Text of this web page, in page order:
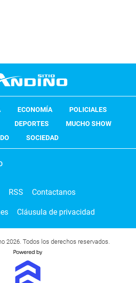
ECONOMÍA
POLICIALES
DEPORTES
MUCHO SHOW
SOCIEDAD
RSS Contactanos
Cláusula de privacidad
2026. Todos los derechos reservados.